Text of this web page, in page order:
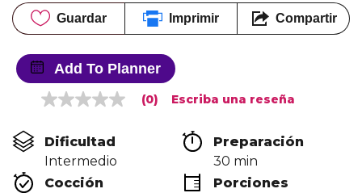
Guardar Imprimir Compartir
Add To Planner
Sin
en
la
misma
página.
(0) Escriba una reseña
Dificultad
Intermedio
Preparación
30 min
Cocción
Porciones